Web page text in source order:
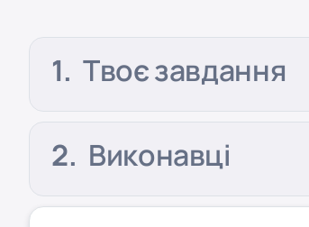
Твоє завдання
Виконавці